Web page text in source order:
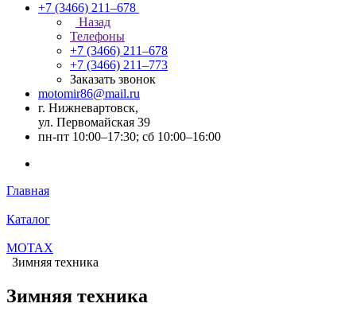
+7 (3466) 211‒678
Назад
Телефоны
+7 (3466) 211‒678
+7 (3466) 211‒773
Заказать звонок
motomir86@mail.ru
г. Нижневартовск,
ул. Первомайская 39
пн-пт 10:00–17:30; сб 10:00–16:00
Главная
Каталог
MOTAX
Зимняя техника
Зимняя техника